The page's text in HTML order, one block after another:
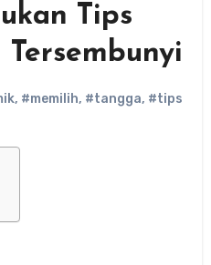
Tips
, #memilih, #tangga, #tips